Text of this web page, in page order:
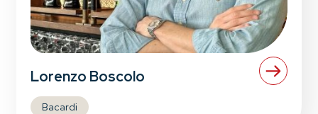
Lorenzo Boscolo
Bacardi